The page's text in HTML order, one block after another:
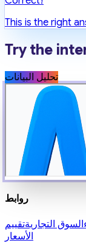
This is the right
Try the
تحليل البيانات
روابط
السوق التجاريةتقييم
الأسعار